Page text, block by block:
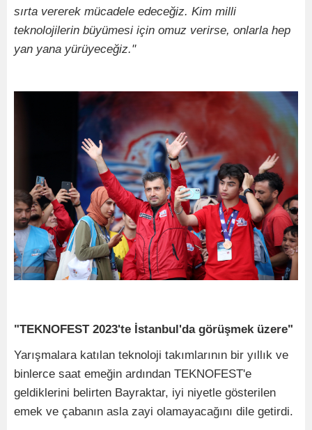
sırta vererek mücadele edeceğiz. Kim milli
teknolojilerin büyümesi için omuz verirse, onlarla hep
yan yana yürüyeceğiz."
"TEKNOFEST 2023'te İstanbul'da görüşmek üzere"
Yarışmalara katılan teknoloji takımlarının bir yıllık ve
binlerce saat emeğin ardından TEKNOFEST'e
geldiklerini belirten Bayraktar, iyi niyetle gösterilen
emek ve çabanın asla zayi olamayacağını dile getirdi.